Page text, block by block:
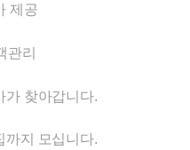
제공
관리
가 찾아갑니다.
까지 모십니다.